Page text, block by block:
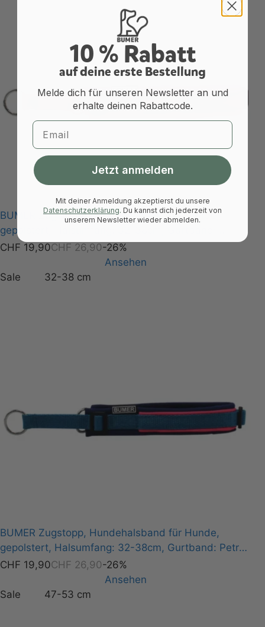
BUMER Zugstopp, Hundehalsband für Hunde,
gepolstert, Halsumfang: 32-38cm, Gurtband:
Mattrot, Softshell: Neonpink, Ringe: silberfarbig
(Edelstahl), Paspel: Hortensienlila, Gummi: Roseflare
CHF 19,90CHF 26,90-26%
Ansehen
Sale
32-38 cm
BUMER Zugstopp, Hundehalsband für Hunde,
gepolstert, Halsumfang: 32-38cm, Gurtband: Petrol,
Softshell: Twilight Blue, Ringe: silberfarbig
(Edelstahl), Paspel: Pink, Gummi: Roseflare
CHF 19,90CHF 26,90-26%
Ansehen
Sale
47-53 cm
10 % Rabatt
auf deine erste Bestellung
Melde dich für unseren Newsletter an und
erhalte deinen Rabattcode.
Email
Jetzt anmelden
Mit deiner Anmeldung akzeptierst du unsere
Datenschutzerklärung. Du kannst dich jederzeit von
unserem Newsletter wieder abmelden.